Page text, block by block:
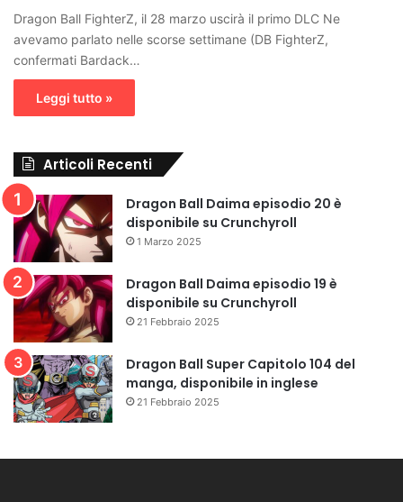
Dragon Ball FighterZ, il 28 marzo uscirà il primo DLC Ne
avevamo parlato nelle scorse settimane (DB FighterZ,
confermati Bardack…
Leggi tutto »
Articoli Recenti
Dragon Ball Daima episodio 20 è
disponibile su Crunchyroll
1 Marzo 2025
Dragon Ball Daima episodio 19 è
disponibile su Crunchyroll
21 Febbraio 2025
Dragon Ball Super Capitolo 104 del
manga, disponibile in inglese
21 Febbraio 2025